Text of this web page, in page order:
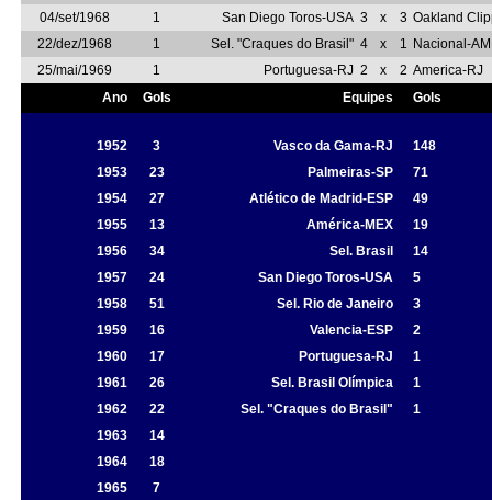
04/set/1968
1 San Diego Toros-USA 3 x 3 Oakland
22/dez/1968
1 Sel. "Craques do Brasil" 4 x 1 Nacional-AM
25/mai/1969
1 Portuguesa-RJ 2 x 2 America-RJ
Ano
Gols Equipes Gols
1952 3 Vasco da Gama-RJ
148
1953
23 Palmeiras-SP
71
1954
27 Atlético de Madrid-ESP
49
1955
13 América-MEX
19
1956
34 Sel. Brasil
14
1957
24 San Diego Toros-USA
5
1958
51 Sel. Rio de Janeiro
3
1959
16 Valencia-ESP
2
1960
17 Portuguesa-RJ
1
1961
26 Sel. Brasil Olímpica
1
1962
22 Sel. "Craques do Brasil"
1
1963
14
1964
18
1965
7